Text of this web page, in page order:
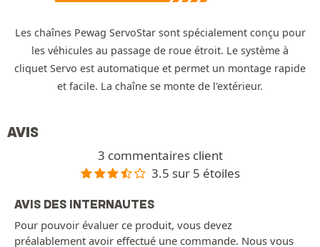
Les chaînes Pewag ServoStar sont spécialement conçu pour
les véhicules au passage de roue étroit. Le système à
cliquet Servo est automatique et permet un montage rapide
et facile. La chaîne se monte de l'extérieur.
AVIS
3 commentaires client
3.5 sur 5 étoiles
AVIS DES INTERNAUTES
Pour pouvoir évaluer ce produit, vous devez
préalablement avoir effectué une commande. Nous vous